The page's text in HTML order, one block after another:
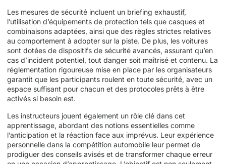
Les mesures de sécurité incluent un briefing exhaustif,
l’utilisation d’équipements de protection tels que casques et
combinaisons adaptées, ainsi que des règles strictes relatives
au comportement à adopter sur la piste. De plus, les voitures
sont dotées de dispositifs de sécurité avancés, assurant qu’en
cas d’incident potentiel, tout danger soit maîtrisé et contenu. La
réglementation rigoureuse mise en place par les organisateurs
garantit que les participants roulent en toute sécurité, avec un
espace suffisant pour chacun et des protocoles prêts à être
activés si besoin est.
Les instructeurs jouent également un rôle clé dans cet
apprentissage, abordant des notions essentielles comme
l’anticipation et la réaction face aux imprévus. Leur expérience
personnelle dans la compétition automobile leur permet de
prodiguer des conseils avisés et de transformer chaque erreur